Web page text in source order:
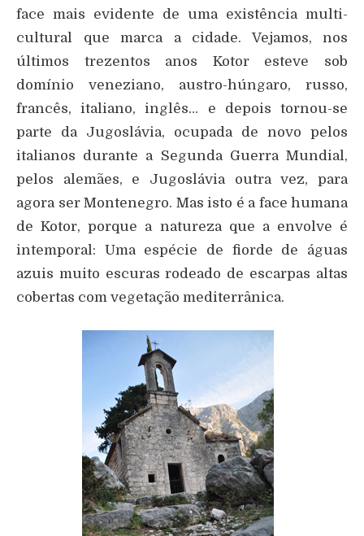
face mais evidente de uma existência multi-
cultural que marca a cidade. Vejamos, nos
últimos trezentos anos Kotor esteve sob
domínio veneziano, austro-húngaro, russo,
francês, italiano, inglês… e depois tornou-se
parte da Jugoslávia, ocupada de novo pelos
italianos durante a Segunda Guerra Mundial,
pelos alemães, e Jugoslávia outra vez, para
agora ser Montenegro. Mas isto é a face humana
de Kotor, porque a natureza que a envolve é
intemporal: Uma espécie de fiorde de águas
azuis muito escuras rodeado de escarpas altas
cobertas com vegetação mediterrânica.